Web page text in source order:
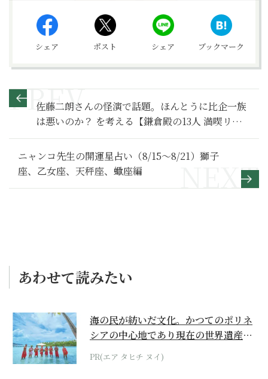
シェア ポスト シェア ブックマーク
佐藤二朗さんの怪演で話題。ほんとうに比企一族
は悪いのか？ を考える【鎌倉殿の13人 満喫リポ
ート 比企一族特別編】
ニャンコ先生の開運星占い（8/15～8/21）獅子
座、乙女座、天秤座、蠍座編
あわせて読みたい
海の民が紡いだ文化。かつてのポリネ
シアの中心地であり現在の世界遺産か
らみえてくる...
PR(エア タヒチ ヌイ)